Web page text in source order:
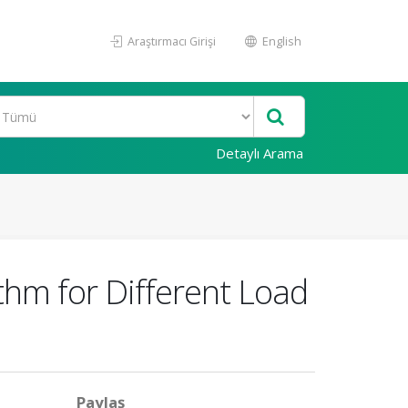
Araştırmacı Girişi English
Detaylı Arama
for Different Load
Paylaş